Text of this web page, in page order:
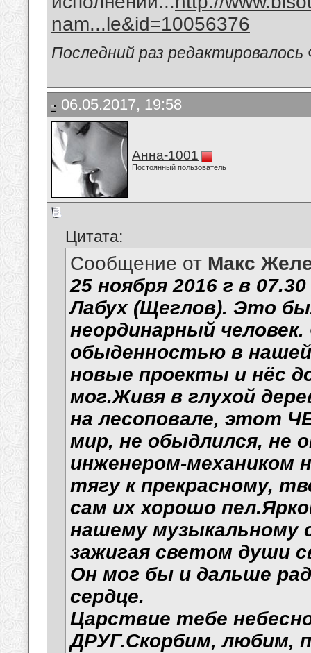
nam...le&id=10056376
Последний раз
06.05.2017, 19:58
Анна-1001
Постоянный пользователь
Цитата:
Сообщение от Макс
25 ноября 2016 г в
Лабух (Щеглов). Это
неординарный
обыденностью в нашей
новые проекты и нёс
мог.Живя в глухой
на лесоповале, этот
мир, не обыдлился, не
инженером-механиком
тягу к прекрасному,
сам их хорошо
нашему музыкальному
зажигая светом души
Он мог бы и дальше
сердце.
Царствие тебе
ДРУГ.Скорбим, любим,